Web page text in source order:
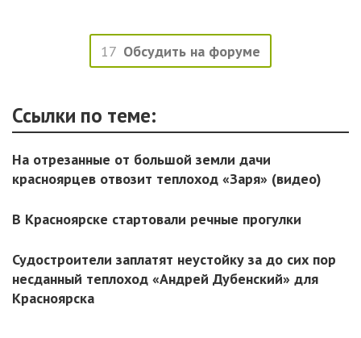
17 Обсудить на форуме
Ссылки по теме:
На отрезанные от большой земли дачи
красноярцев отвозит теплоход «Заря» (видео)
В Красноярске стартовали речные прогулки
Судостроители заплатят неустойку за до сих пор
несданный теплоход «Андрей Дубенский» для
Красноярска